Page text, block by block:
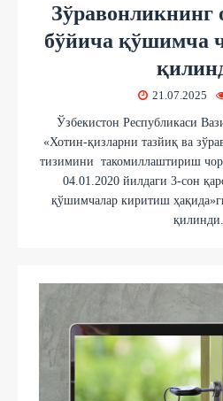
бўйича қўшимча
21.07.2025
Ўзбекистон Республикаси
«Хотин-қизларни тазйиқ ва
тизимини такомиллаштириш
04.01.2020 йилдаги 3-сон
қўшимчалар киритиш
қилинди.